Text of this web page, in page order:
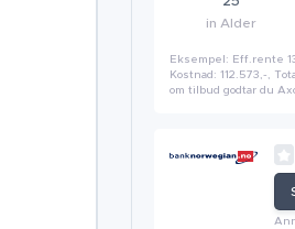
in Alder
Eksempel: Eff.rente
Kostnad: 112.573,-,
om tilbud godtar du